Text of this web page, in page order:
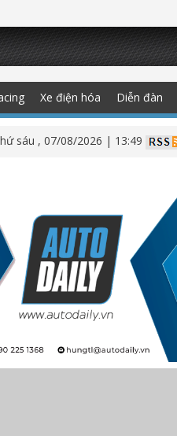
Xe điện hóa Diễn đàn
sáu , 07/08/2026 | 13:49